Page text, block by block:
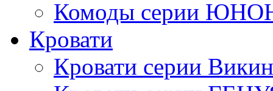
Комоды серии
Кровати
Кровати серии